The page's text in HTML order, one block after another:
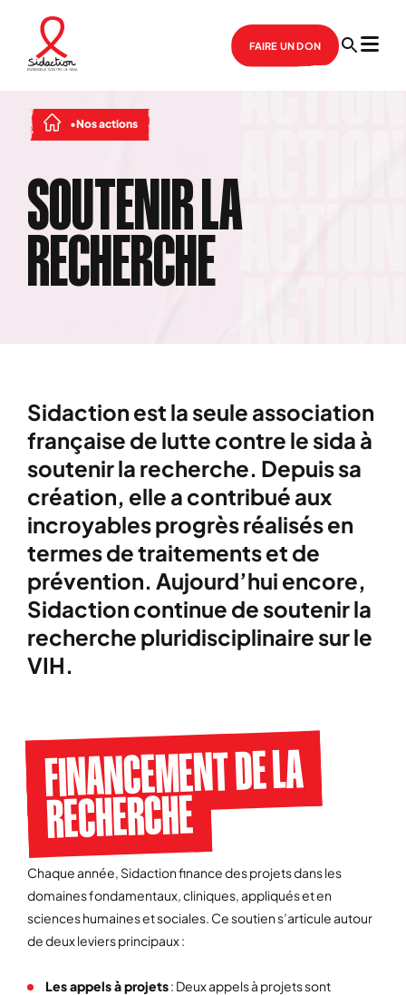
FAIRE UN DON
Nos actions
SOUTENIR LA
RECHERCHE
Sidaction est la seule association
française de lutte contre le sida à
soutenir la recherche. Depuis sa
création, elle a contribué aux
incroyables progrès réalisés en
termes de traitements et de
prévention. Aujourd’hui encore,
Sidaction continue de soutenir la
recherche pluridisciplinaire sur le
VIH.
FINANCEMENT DE LA
RECHERCHE
Chaque année, Sidaction finance des projets dans les
domaines fondamentaux, cliniques, appliqués et en
sciences humaines et sociales. Ce soutien s’articule autour
de deux leviers principaux :
Les appels à projets: Deux appels à projets sont